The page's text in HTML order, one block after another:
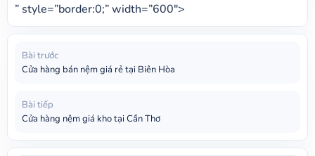
” style=”border:0;” width=”600″>
Bài trước
Cửa hàng bán nệm giá rẻ tại Biên Hòa
Bài tiếp
Cửa hàng nệm giá kho tại Cần Thơ